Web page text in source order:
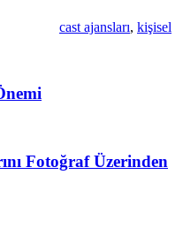
cast ajansları, kişisel
Fotoğraf Üzerinden